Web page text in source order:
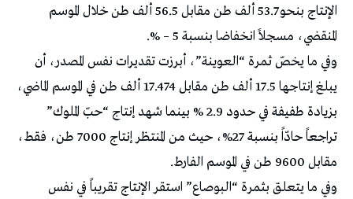
الإنتاج بنحو 53.7 ألف طن مقابل 56.5 ألف طن خلال الموسم
المنقضي، مسجلاً انخفاضا بنسبة 5 – %.
وفي ما يخصّ ثمرة “العوينة”، أبرزت تقديرات نفس المصدر، أن
يبلغ إنتاجها 17.5 ألف طن مقابل 17.474 ألف طن في الموسم الماضي،
بزيادة طفيفة في حدود 2.9 % بينما شهد إنتاج “حبّ الملوك”
تراجعاً حادّاً بنسبة 27%، حيث من المنتظر إنتاج 7000 طن، فقط،
مقابل 9600 طن في الموسم الفارط.
وفي ما يتعلق بثمرة “البوصاع” استقر الإنتاج تقريباً في نفس